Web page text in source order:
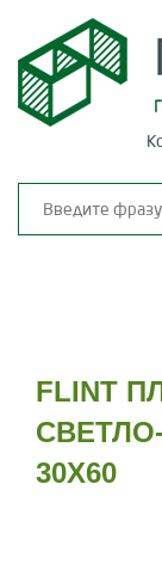
FLINT
30Х60